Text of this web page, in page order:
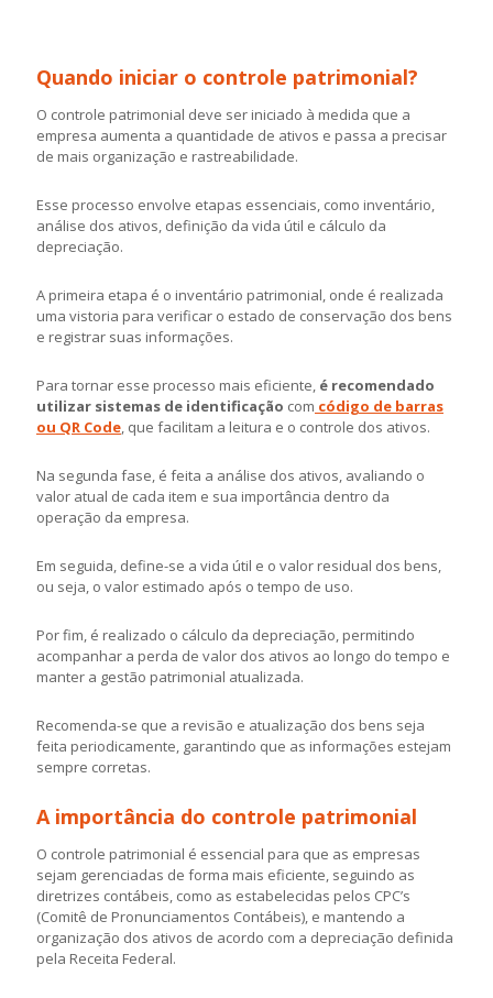
Quando iniciar o controle patrimonial?
O controle patrimonial deve ser iniciado à medida que a
empresa aumenta a quantidade de ativos e passa a precisar
de mais organização e rastreabilidade.
Esse processo envolve etapas essenciais, como inventário,
análise dos ativos, definição da vida útil e cálculo da
depreciação.
A primeira etapa é o inventário patrimonial, onde é realizada
uma vistoria para verificar o estado de conservação dos bens
e registrar suas informações.
Para tornar esse processo mais eficiente, é recomendado
utilizar sistemas de identificação com código de barras
ou QR Code, que facilitam a leitura e o controle dos ativos.
Na segunda fase, é feita a análise dos ativos, avaliando o
valor atual de cada item e sua importância dentro da
operação da empresa.
Em seguida, define-se a vida útil e o valor residual dos bens,
ou seja, o valor estimado após o tempo de uso.
Por fim, é realizado o cálculo da depreciação, permitindo
acompanhar a perda de valor dos ativos ao longo do tempo e
manter a gestão patrimonial atualizada.
Recomenda-se que a revisão e atualização dos bens seja
feita periodicamente, garantindo que as informações estejam
sempre corretas.
A importância do controle patrimonial
O controle patrimonial é essencial para que as empresas
sejam gerenciadas de forma mais eficiente, seguindo as
diretrizes contábeis, como as estabelecidas pelos CPC’s
(Comitê de Pronunciamentos Contábeis), e mantendo a
organização dos ativos de acordo com a depreciação definida
pela Receita Federal.